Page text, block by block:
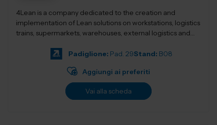
4Lean is a company dedicated to the creation and
implementation of Lean solutions on workstations, logistics
trains, supermarkets, warehouses, external logistics and
Padiglione: Pad. 29Stand: B08
Aggiungi ai preferiti
Vai alla scheda